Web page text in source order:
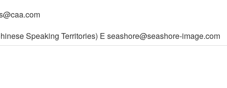
Speaking Territories) E seashore@seashore-image.com